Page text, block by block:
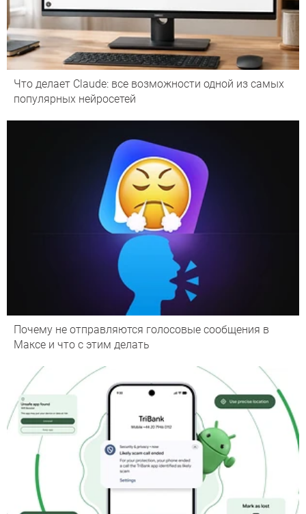
Что делает Сlaude: все возможности одной из самых
популярных нейросетей
Почему не отправляются голосовые сообщения в
Максе и что с этим делать